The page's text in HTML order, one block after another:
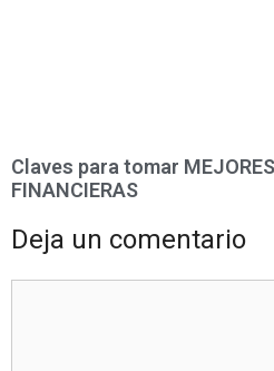
Claves para tomar
FINANCIERAS
Deja un comentario